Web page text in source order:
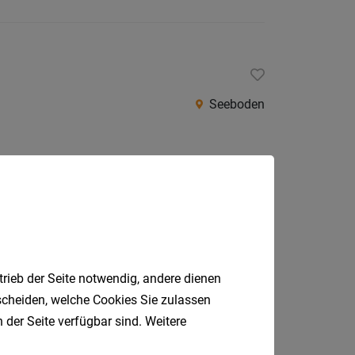
Seeboden
der Seite notwendig, andere dienen
welche Cookies Sie zulassen
Seite verfügbar sind. Weitere